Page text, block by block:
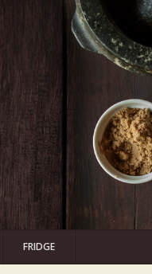
FRIDGE